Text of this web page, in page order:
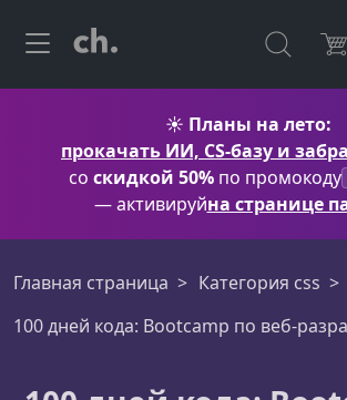
☀️ Планы на лето:
прокачать ИИ, CS-базу и
со скидкой 50% по промокоду
— активируйна странице
Главная страница
Категория css
100 дней кода: Bootcamp по веб-